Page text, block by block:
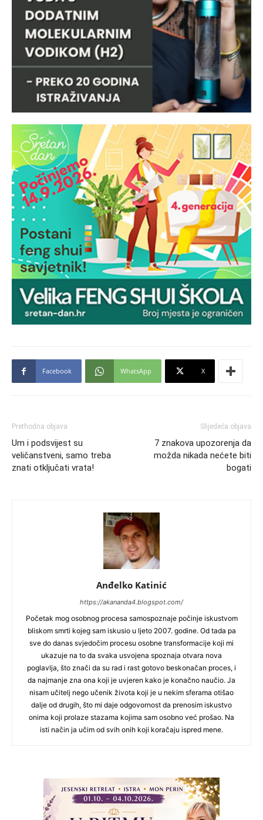
Facebook WhatsApp X
Prethodna objava
Um i podsvijest su
veličanstveni, samo treba
znati otključati vrata!
Slijedeća objava
7 znakova upozorenja da
možda nikada nećete biti
bogati
Anđelko Katinić
https://akananda4.blogspot.com/
Početak mog osobnog procesa samospoznaje počinje iskustvom
bliskom smrti kojeg sam iskusio u ljeto 2007. godine. Od tada pa
sve do danas svjedočim procesu osobne transformacije koji mi
ukazuje na to da svaka usvojena spoznaja otvara nova
poglavlja, što znači da su rad i rast gotovo beskonačan proces, i
da najmanje zna ona koji je uvjeren kako je konačno naučio. Ja
nisam učitelj nego učenik života koji je u nekim sferama otišao
dalje od drugih, što mi daje odgovornost da prenosim iskustvo
onima koji prolaze stazama kojima sam osobno već prošao. Na
isti način ja učim od svih onih koji koračaju ispred mene.